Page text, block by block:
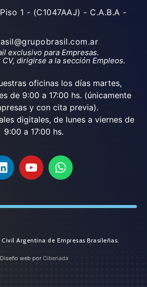
1 - (C1047AAJ) - C.A.B.A -
exclusivo para Empresas.
CV, dirigirse a la sección Empleos.
oficinas los días martes,
de 9:00 a 17:00 hs. (únicamente
y con cita previa).
digitales, de lunes a viernes de
9:00 a 17:00 hs.
Argentina de Empresas Brasileñas.
Diseño web por Ciberiada